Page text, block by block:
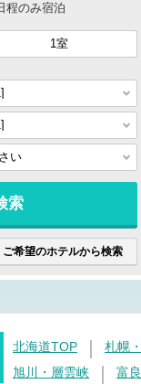
程のみ宿泊
索
ご希望のホテルから検索
北海道TOP
札幌
旭川・層雲峡
富